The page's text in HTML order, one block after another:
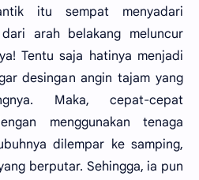
itu sempat menyadari
arah belakang meluncur
Tentu saja hatinya menjadi
desingan angin tajam yang
Maka, cepat-cepat
menggunakan tenaga
dilempar ke samping,
berputar. Sehingga, ia pun